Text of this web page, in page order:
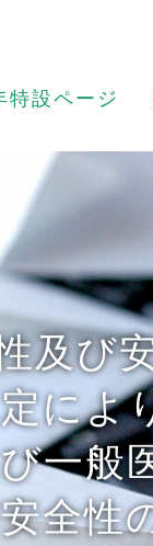
特設ページ
及び
によ
一般
全性